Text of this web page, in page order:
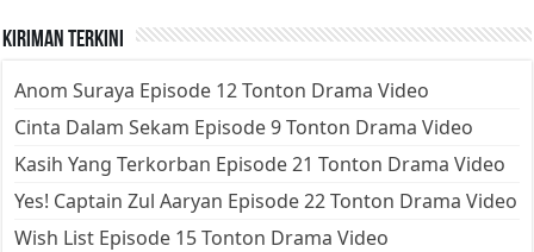
Kiriman Terkini
Anom Suraya Episode 12 Tonton Drama Video
Cinta Dalam Sekam Episode 9 Tonton Drama Video
Kasih Yang Terkorban Episode 21 Tonton Drama Video
Yes! Captain Zul Aaryan Episode 22 Tonton Drama Video
Wish List Episode 15 Tonton Drama Video